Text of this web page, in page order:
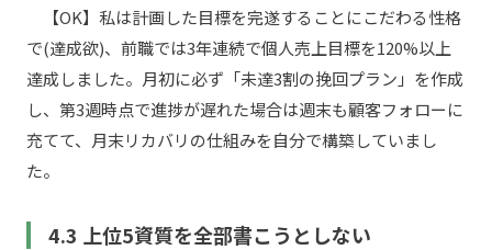
【OK】私は計画した目標を完遂することにこだわる性格
で(達成欲)、前職では3年連続で個人売上目標を120%以上
達成しました。月初に必ず「未達3割の挽回プラン」を作成
し、第3週時点で進捗が遅れた場合は週末も顧客フォローに
充てて、月末リカバリの仕組みを自分で構築していまし
た。
4.3 上位5資質を全部書こうとしない